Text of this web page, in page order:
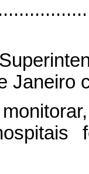
Janeiro